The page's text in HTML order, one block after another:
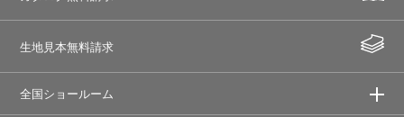
生地見本無料請求
全国ショールーム